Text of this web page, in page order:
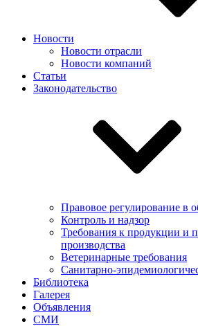
Новости
Новости отрасли
Новости компаний
Статьи
Законодательство
Правовое регулирование в
Контроль и надзор
Требования к продукции и
производства
Ветеринарные требования
Санитарно-
Библиотека
Галерея
Объявления
СМИ